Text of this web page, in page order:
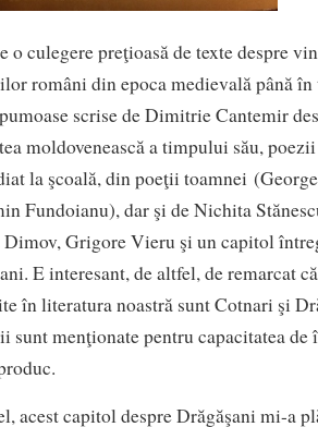
o culegere preţioasă de texte despre
români din epoca medievală până
scrise de Dimitrie Cantemir
moldovenească a timpului său,
la şcoală, din poeţii toamnei
Fundoianu), dar şi de Nichita
Grigore Vieru şi un capitol
E interesant, de altfel, de remarcat
în literatura noastră sunt Cotnari şi
sunt menţionate pentru capacitatea
acest capitol despre Drăgăşani mi-a